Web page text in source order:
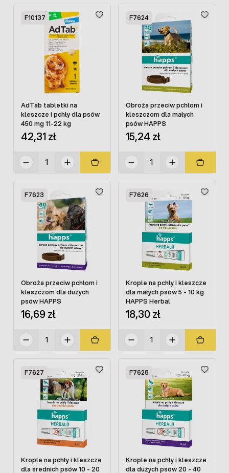
F10137
AdTab tabletki na
kleszcze i pchły dla psów
450 mg 11-22 kg
42,31 zł
F7624
Obroża przeciw pchłom i
kleszczom dla małych
psów HAPPS
15,24 zł
F7623
Obroża przeciw pchłom i
kleszczom dla dużych
psów HAPPS
16,69 zł
F7626
Krople na pchły i kleszcze
dla małych psów 5 - 10 kg
HAPPS Herbal
18,30 zł
F7627
Krople na pchły i kleszcze
dla średnich psów 10 - 20
F7628
Krople na pchły i kleszcze
dla dużych psów 20 - 40